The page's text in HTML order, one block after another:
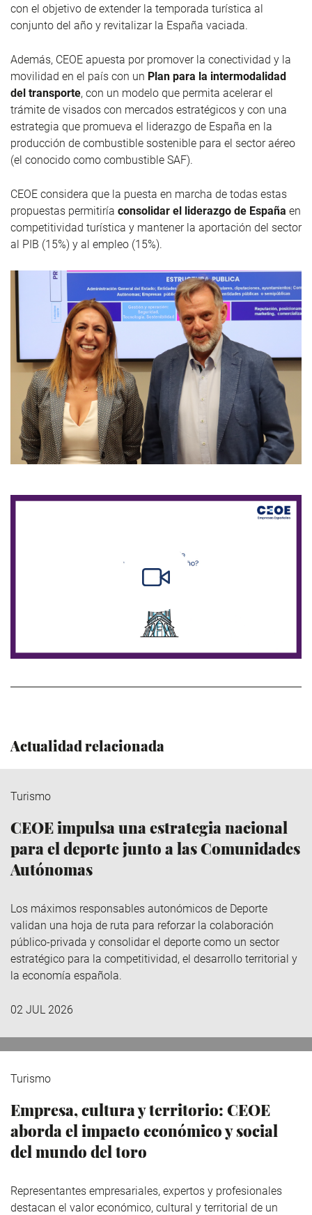
con el objetivo de extender la temporada turística al
conjunto del año y revitalizar la España vaciada.
Además, CEOE apuesta por promover la conectividad y la
movilidad en el país con un Plan para la intermodalidad
del transporte, con un modelo que permita acelerar el
trámite de visados con mercados estratégicos y con una
estrategia que promueva el liderazgo de España en la
producción de combustible sostenible para el sector aéreo
(el conocido como combustible SAF).
CEOE considera que la puesta en marcha de todas estas
propuestas permitiría consolidar el liderazgo de España en
competitividad turística y mantener la aportación del sector
al PIB (15%) y al empleo (15%).
https://youtu.be/crPCx-V9ibA
Actualidad relacionada
Turismo
CEOE impulsa una estrategia nacional
para el deporte junto a las Comunidades
Autónomas
Los máximos responsables autonómicos de Deporte
validan una hoja de ruta para reforzar la colaboración
público-privada y consolidar el deporte como un sector
estratégico para la competitividad, el desarrollo territorial y
la economía española.
02 JUL 2026
Turismo
Empresa, cultura y territorio: CEOE
aborda el impacto económico y social
del mundo del toro
Representantes empresariales, expertos y profesionales
destacan el valor económico, cultural y territorial de un